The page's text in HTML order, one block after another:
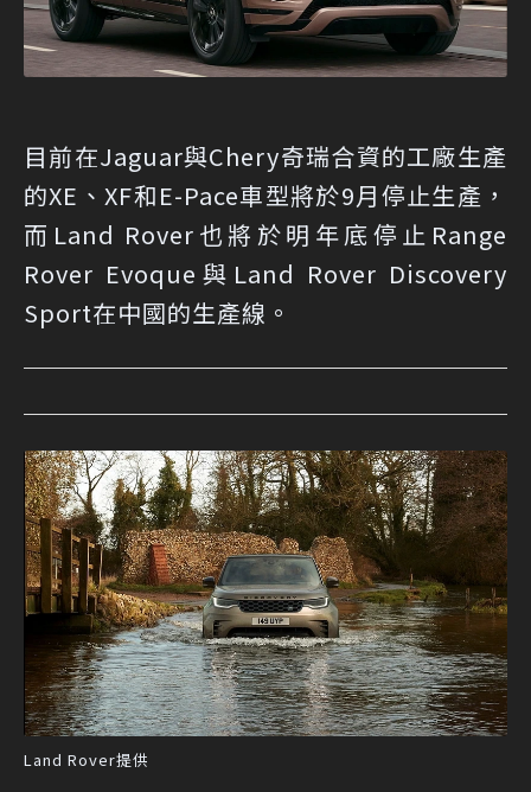
目前在Jaguar與Chery奇瑞合資的工廠生產
的XE、XF和E-Pace車型將於9月停止生產，
而Land Rover也將於明年底停止Range
Rover Evoque與Land Rover Discovery
Sport在中國的生產線。
Land Rover提供